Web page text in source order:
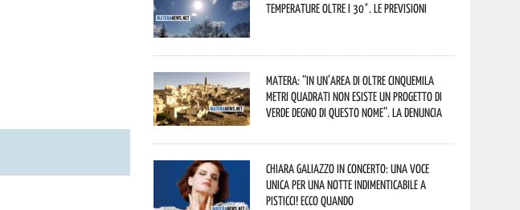
temperature oltre i 30°. Le previsioni
Matera: “In un’area di oltre cinquemila
metri quadrati non esiste un progetto di
verde degno di questo nome”. La denuncia
Chiara Galiazzo in concerto: una voce
unica per una notte indimenticabile a
Pisticci! Ecco quando